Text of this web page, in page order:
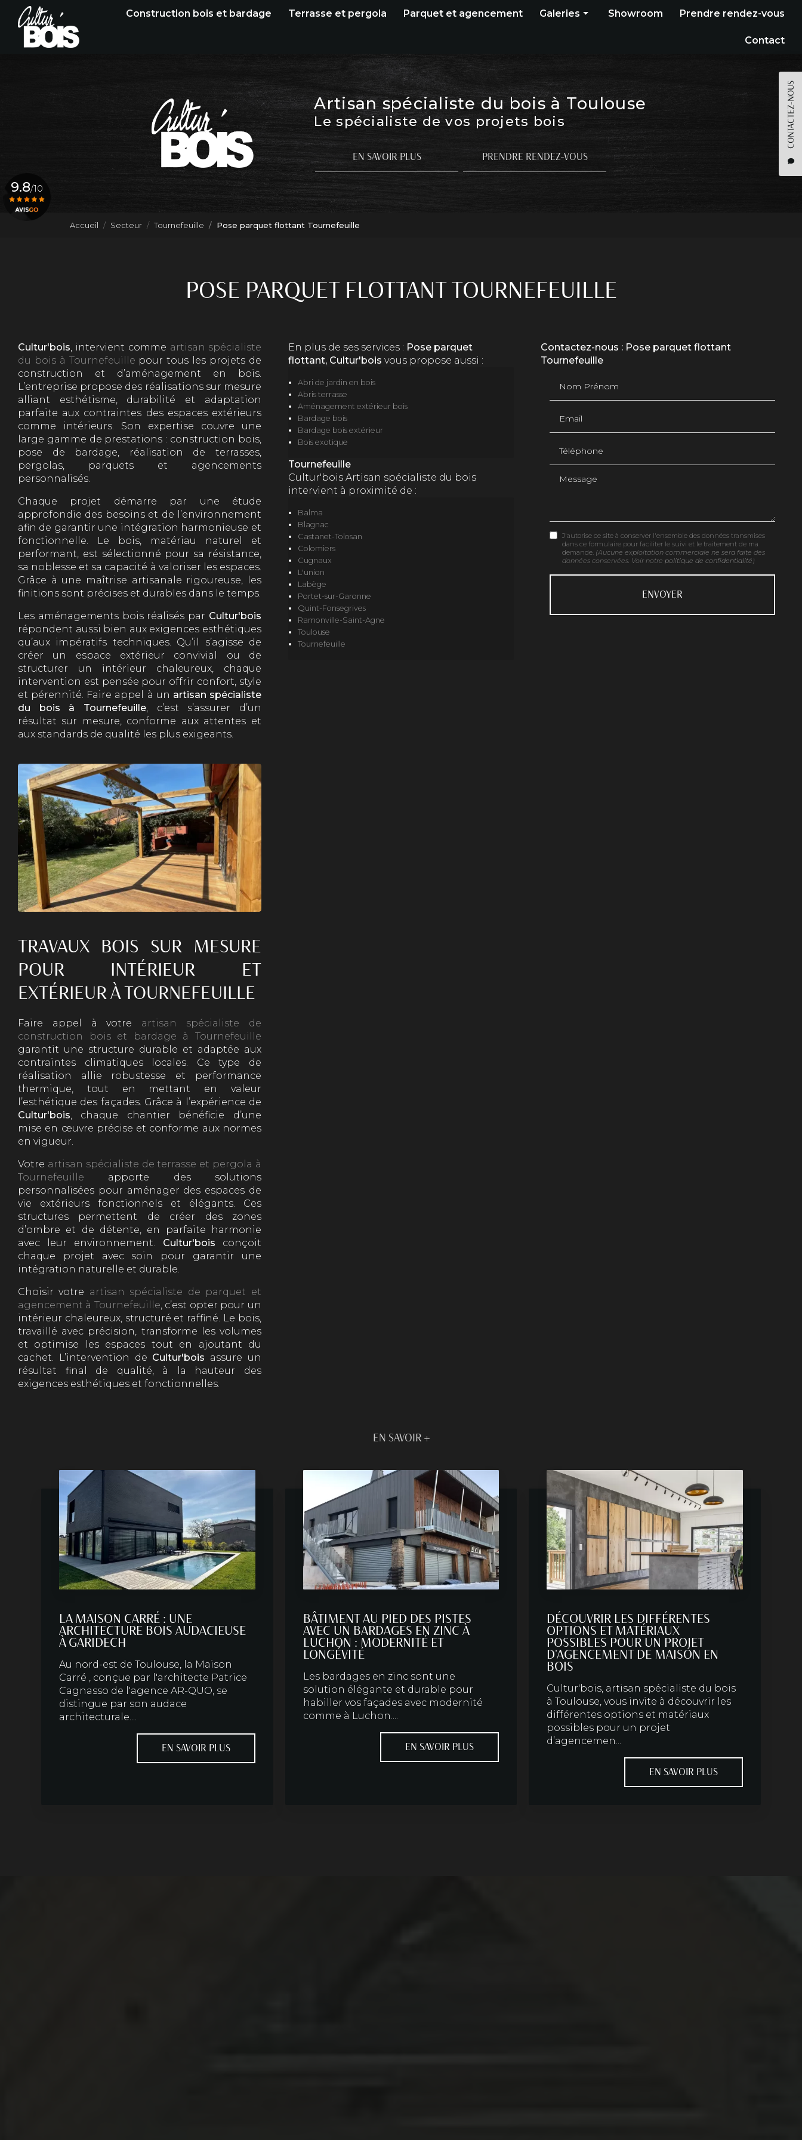
contenu
principal
CONTACTEZ-NOUS
Construction bois et bardage Terrasse et pergola Parquet et agencement Galeries
Pergola
Parquet
Showroom Prendre rendez-vous
Contact
Artisan spécialiste du bois à Toulouse
Le spécialiste de vos projets bois
EN SAVOIR PLUS PRENDRE RENDEZ-VOUS
9.8/10
Accueil Secteur Tournefeuille Pose parquet flottant Tournefeuille
POSE PARQUET FLOTTANT TOURNEFEUILLE
Cultur'bois, intervient comme artisan spécialiste
du bois à Tournefeuille pour tous les projets de
construction et d’aménagement en bois.
L’entreprise propose des réalisations sur mesure
alliant esthétisme, durabilité et adaptation
parfaite aux contraintes des espaces extérieurs
comme intérieurs. Son expertise couvre une
large gamme de prestations : construction bois,
pose de bardage, réalisation de terrasses,
pergolas, parquets et agencements
personnalisés.
Chaque projet démarre par une étude
approfondie des besoins et de l’environnement
afin de garantir une intégration harmonieuse et
fonctionnelle. Le bois, matériau naturel et
performant, est sélectionné pour sa résistance,
sa noblesse et sa capacité à valoriser les espaces.
Grâce à une maîtrise artisanale rigoureuse, les
finitions sont précises et durables dans le temps.
Les aménagements bois réalisés par Cultur'bois
répondent aussi bien aux exigences esthétiques
qu’aux impératifs techniques. Qu’il s’agisse de
créer un espace extérieur convivial ou de
structurer un intérieur chaleureux, chaque
intervention est pensée pour offrir confort, style
et pérennité. Faire appel à un artisan spécialiste
du bois à Tournefeuille, c’est s’assurer d’un
résultat sur mesure, conforme aux attentes et
aux standards de qualité les plus exigeants.
TRAVAUX BOIS SUR MESURE
POUR INTÉRIEUR ET
EXTÉRIEUR À TOURNEFEUILLE
Faire appel à votre artisan spécialiste de
construction bois et bardage à Tournefeuille
garantit une structure durable et adaptée aux
contraintes climatiques locales. Ce type de
réalisation allie robustesse et performance
thermique, tout en mettant en valeur
l’esthétique des façades. Grâce à l’expérience de
Cultur'bois , chaque chantier bénéficie d’une
mise en œuvre précise et conforme aux normes
en vigueur.
Votre artisan spécialiste de terrasse et pergola à
Tournefeuille apporte des solutions
personnalisées pour aménager des espaces de
vie extérieurs fonctionnels et élégants. Ces
structures permettent de créer des zones
d’ombre et de détente, en parfaite harmonie
avec leur environnement. Cultur'bois conçoit
chaque projet avec soin pour garantir une
intégration naturelle et durable.
Choisir votre artisan spécialiste de parquet et
agencement à Tournefeuille , c’est opter pour un
intérieur chaleureux, structuré et raffiné. Le bois,
travaillé avec précision, transforme les volumes
et optimise les espaces tout en ajoutant du
cachet. L’intervention de Cultur'bois assure un
résultat final de qualité, à la hauteur des
exigences esthétiques et fonctionnelles.
En plus de ses services : Pose parquet
flottant, Cultur'bois vous propose aussi :
Abri de jardin en bois
Abris terrasse
Aménagement extérieur bois
Bardage bois
Bardage bois extérieur
Bois exotique
Tournefeuille
Cultur'bois Artisan spécialiste du bois
intervient à proximité de :
Balma
Blagnac
Castanet-Tolosan
Colomiers
Cugnaux
L'union
Labège
Portet-sur-Garonne
Quint-Fonsegrives
Ramonville-Saint-Agne
Toulouse
Tournefeuille
Contactez-nous : Pose parquet flottant
Tournefeuille
Message
J'autorise ce site à conserver l'ensemble des données transmises
dans ce formulaire pour faciliter le suivi et le traitement de ma
demande. (Aucune exploitation commerciale ne sera faite des
données conservées. Voir notre politique de confidentialité )
EN SAVOIR +
LA MAISON CARRÉ : UNE
ARCHITECTURE BOIS AUDACIEUSE
À GARIDECH
Au nord-est de Toulouse, la Maison
Carré , conçue par l'architecte Patrice
Cagnasso de l'agence AR-QUO, se
distingue par son audace
architecturale....
EN SAVOIR PLUS
BÂTIMENT AU PIED DES PISTES
AVEC UN BARDAGES EN ZINC À
LUCHON : MODERNITÉ ET
LONGÉVITÉ
Les bardages en zinc sont une
solution élégante et durable pour
habiller vos façades avec modernité
comme à Luchon....
EN SAVOIR PLUS
DÉCOUVRIR LES DIFFÉRENTES
OPTIONS ET MATÉRIAUX
POSSIBLES POUR UN PROJET
D'AGENCEMENT DE MAISON EN
BOIS
Cultur'bois, artisan spécialiste du bois
à Toulouse, vous invite à découvrir les
différentes options et matériaux
possibles pour un projet
d’agencemen...
EN SAVOIR PLUS